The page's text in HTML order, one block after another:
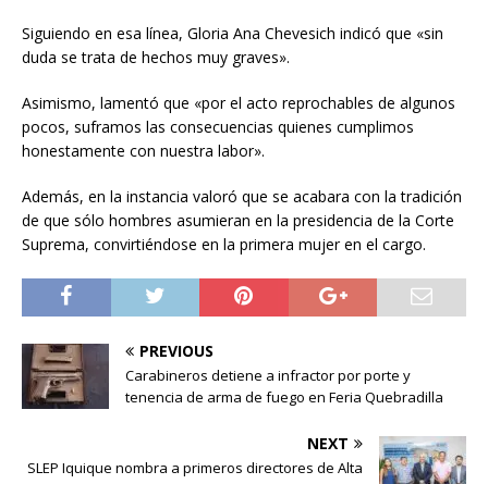
Siguiendo en esa línea, Gloria Ana Chevesich indicó que «sin
duda se trata de hechos muy graves».
Asimismo, lamentó que «por el acto reprochables de algunos
pocos, suframos las consecuencias quienes cumplimos
honestamente con nuestra labor».
Además, en la instancia valoró que se acabara con la tradición
de que sólo hombres asumieran en la presidencia de la Corte
Suprema, convirtiéndose en la primera mujer en el cargo.
PREVIOUS
Carabineros detiene a infractor por porte y
tenencia de arma de fuego en Feria Quebradilla
NEXT
SLEP Iquique nombra a primeros directores de Alta